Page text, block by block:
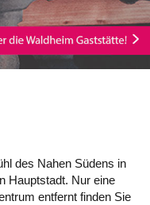
des Nahen Südens in
Hauptstadt. Nur eine
entfernt finden Sie